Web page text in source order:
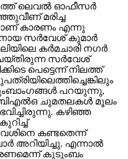
ലെവല്‍ ഓഫീസര്‍
മരിച്ച
കാരണം എന്നു
സര്‍വേശ് കുമാര്‍
കര്‍മചാരി നഗര്‍
സര്‍വേശ്
പെട്ടെന്ന് നിലത്ത്
പറയുന്നു,
ബിഎല്‍ഒ ചുമതലകള്‍ മൂലം
കഴിഞ്ഞ
കണ്ടതെന്ന്
അറിയിച്ചു. എന്നാല്‍
കുടുംബം